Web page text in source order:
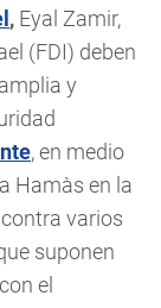
, Eyal Zamir,
(FDI) deben
y
, en medio
Hamàs en la
varios
suponen
el